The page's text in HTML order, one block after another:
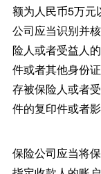
额为人民币5万元
公司应当识别并
险人或者受益人
件或者其他身份
存被保险人或者
件的复印件或者影
保险公司应当将